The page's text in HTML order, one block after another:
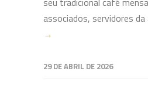
associados, servidores da
→
29 DE ABRIL DE 2026